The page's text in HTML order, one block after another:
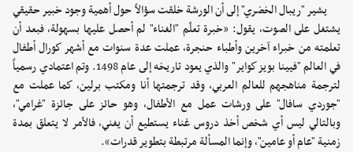
يشير "ريبال الخضري" إلى أن الورشة خلقت سؤالاً حول أهمية وجود خبير حقيقي
يشتغل على الصوت، يقول: «خبرة تعلّم "الغناء" لم أحصل عليها بسهولة، فبعد أن
تعلمته من خبراء آخرين وأطباء حنجرة، عملت عدة سنوات مع أشهر كورال أطفال
في العالم "فيينا بويز كواير" والذي يعود تاريخه إلى عام 1498. وتم اعتمادي رسمياً
لترجمة مناهجهم للعالم العربي، وقد ترجمتها أنا ومكتب برلين، كما عملت مع
"جوردي سافال" على ورشات عمل مع الأطفال، وهو حائز على جائزة "غرامي"،
وبالتالي ليس أي شخص أخذ دروس غناء يستطيع أن يغني، فالأمر لا يتعلق بمدة
زمنية "عام أو عامين"، وإنما المسألة مرتبطة بتطوير قدرات».